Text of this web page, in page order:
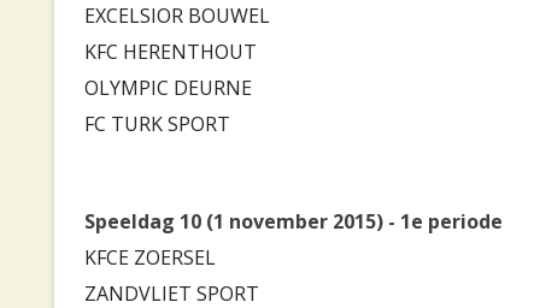
EXCELSIOR BOUWEL
KFC HERENTHOUT
OLYMPIC DEURNE
FC TURK SPORT
Speeldag 10 (1 november 2015) - 1e periode
KFCE ZOERSEL
ZANDVLIET SPORT